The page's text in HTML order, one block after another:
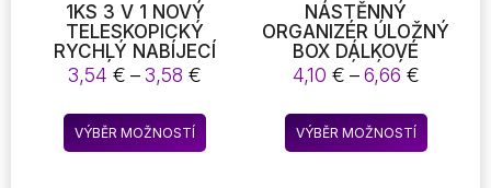
1KS 3 V 1 NOVÝ
TELESKOPICKÝ
RYCHLÝ NABÍJECÍ
DATOVÝ KABEL USB-
C TYPU C / IOS /
MICRO USB (DÉLKA:
1M)
3,54€ –3,58€
3,54 €
až
VÝBĚR MOŽNOSTÍ
Tento
produkt
NÁSTĚNNÝ
ORGANIZÉR ÚLOŽNÝ
BOX DÁLKOVÉ
OVLÁDÁNÍ
NAMONTOVANÉ
MOBILNÍ TELEFON
ZÁSTRČKA
NÁSTĚNNÝ DRŽÁK
4,10 € –6,66 €Rozpětí
4,10 €
až
VÝBĚR MOŽNOSTÍ
Tento
produkt